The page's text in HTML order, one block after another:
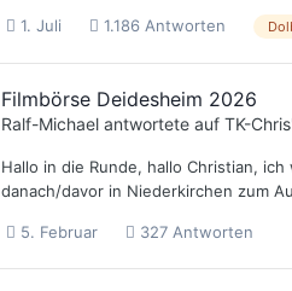
1. Juli 1.186 Antworten
Filmbörse Deidesheim 2026
Ralf-Michael antwortete auf TK-Chris
Hallo in die Runde, hallo Christian,
danach/davor in Niederkirchen zum
5. Februar 327 Antworten